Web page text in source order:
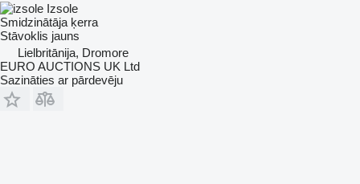
Izsole
Smidzinātāja ķerra
Stāvoklis jauns
Lielbritānija, Dromore
EURO AUCTIONS UK Ltd
Sazināties ar pārdevēju